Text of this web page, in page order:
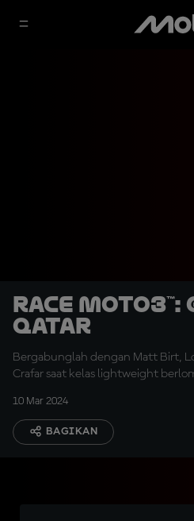
Race
Qatar
Bergabunglah dengan Matt Birt,
Crafar saat kelas lightweight
10 Mar 2024
BAGIKAN